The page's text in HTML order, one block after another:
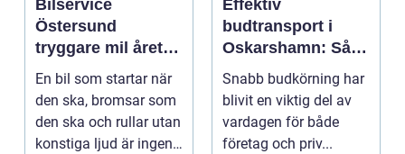
Bilservice
Östersund
tryggare mil året
runt
En bil som startar när
den ska, bromsar som
den ska och rullar utan
konstiga ljud är ingen
Effektiv
budtransport i
Oskarshamn: Så
väljer företag och
privatpersoner rätt
lösning
Snabb budkörning har
blivit en viktig del av
vardagen för både
företag och priv...